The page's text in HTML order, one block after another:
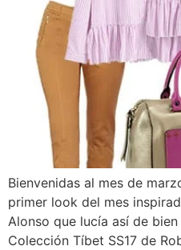
Bienvenidas al mes de
primer look del mes
Alonso que lucía así de
Colección Tíbet SS17 de